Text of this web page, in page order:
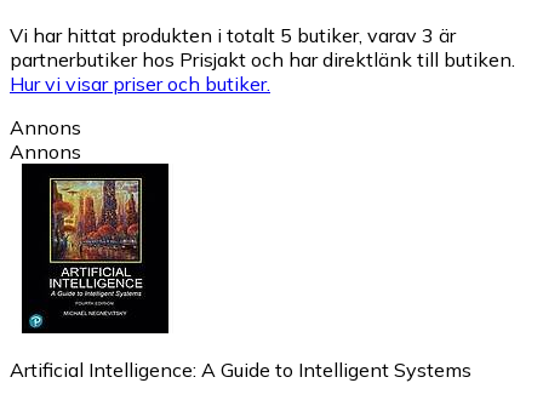
Vi har hittat produkten i totalt 5 butiker, varav 3 är
partnerbutiker hos Prisjakt och har direktlänk till butiken.
Hur vi visar priser och butiker.
Annons
Annons
Artificial Intelligence: A Guide to Intelligent Systems